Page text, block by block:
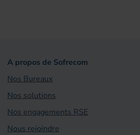
A propos de Sofrecom
Nos Bureaux
Nos solutions
Nos engagements RSE
Nous rejoindre